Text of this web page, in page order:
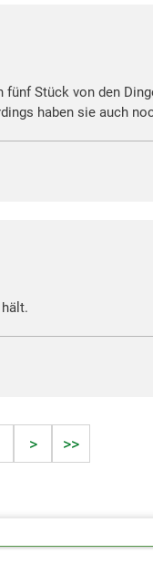
Stück von den
haben sie auch
> >>